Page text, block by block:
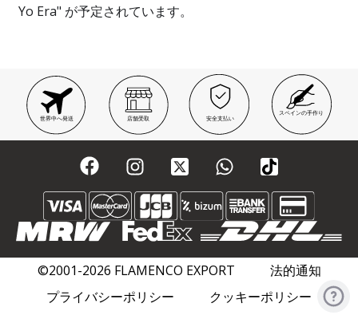
Yo Era" が予定されています。
世界中へ発送 店舗受取 安全支払い
スペインの手作り
©2001-2026 FLAMENCO EXPORT
法的通知
プライバシーポリシー
クッキーポリシー